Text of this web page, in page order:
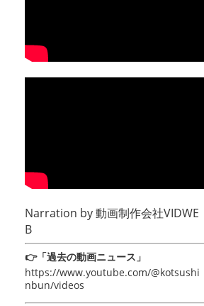
Narration by動画制作会社VIDWE
B
👉「過去の動画ニュース」
https://www.youtube.com/@kotsushi
nbun/videos